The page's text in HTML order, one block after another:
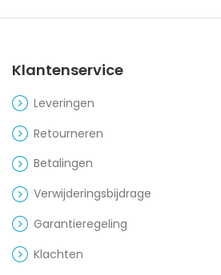
Klantenservice
Leveringen
Retourneren
Betalingen
Verwijderingsbijdrage
Garantieregeling
Klachten